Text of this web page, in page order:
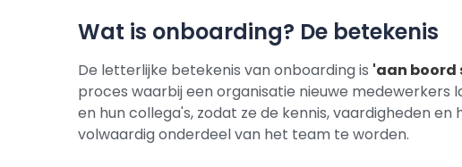
Wat is onboarding? De betekenis
De letterlijke betekenis van onboarding is 'aan boord
proces waarbij een organisatie nieuwe medewerkers
en hun collega's, zodat ze de kennis, vaardigheden
volwaardig onderdeel van het team te worden.